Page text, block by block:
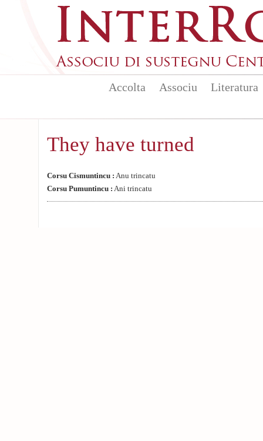
Accolta Associu Literatura
They have turned
Corsu Cismuntincu : Anu trincatu
Corsu Pumuntincu : Ani trincatu